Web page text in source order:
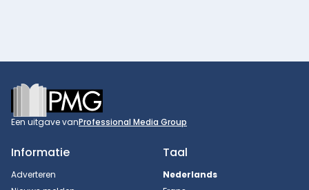
Footer
Een uitgave vanProfessional Media Group
Informatie
Adverteren
Taal
Nederlands